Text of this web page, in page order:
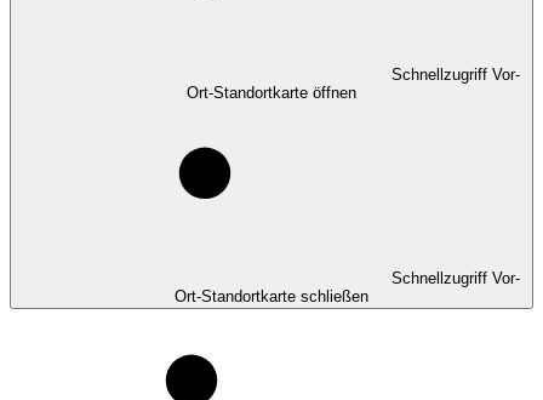
Schnellzugriff Vor-
Ort-Standortkarte öffnen
Schnellzugriff Vor-
Ort-Standortkarte schließen